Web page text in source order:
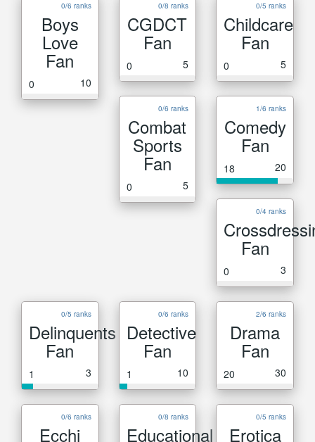
0/6 ranks
Boys
Love
Fan
0 10
0/8 ranks
CGDCT
Fan
0 5
0/5 ranks
Childcare
Fan
0 5
0/6 ranks
Combat
Sports
Fan
0 5
1/6 ranks
Comedy
Fan
18 20
0/4 ranks
Fan
0 3
0/5 ranks
Delinquents
Fan
1 3
0/6 ranks
Detective
Fan
1 10
2/6 ranks
Drama
Fan
20 30
0/6 ranks
Ecchi
0/8 ranks
Educational
0/5 ranks
Erotica